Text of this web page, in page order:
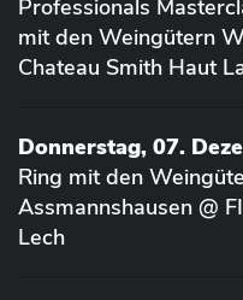
Professionals
mit den Weingütern
Chateau Smith Haut
Donnerstag, 07.
Ring mit den
Assmannshausen @
Lech